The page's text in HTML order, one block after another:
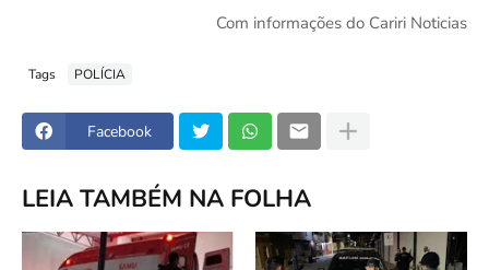
Com informações do Cariri Noticias
Tags POLÍCIA
Facebook
LEIA TAMBÉM NA FOLHA